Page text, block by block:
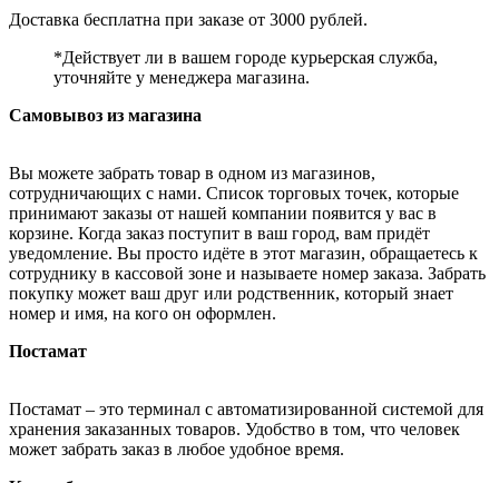
Доставка бесплатна при заказе от 3000 рублей.
*Действует ли в вашем городе курьерская служба,
уточняйте у менеджера магазина.
Самовывоз из магазина
Вы можете забрать товар в одном из магазинов,
сотрудничающих с нами. Список торговых точек, которые
принимают заказы от нашей компании появится у вас в
корзине. Когда заказ поступит в ваш город, вам придёт
уведомление. Вы просто идёте в этот магазин, обращаетесь к
сотруднику в кассовой зоне и называете номер заказа. Забрать
покупку может ваш друг или родственник, который знает
номер и имя, на кого он оформлен.
Постамат
Постамат – это терминал с автоматизированной системой для
хранения заказанных товаров. Удобство в том, что человек
может забрать заказ в любое удобное время.